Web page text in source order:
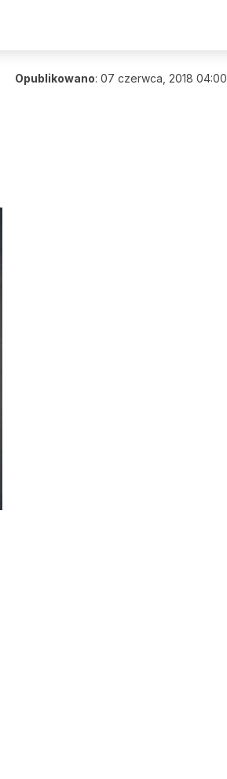
Opublikowano: 07 czerwca, 2018 04:00